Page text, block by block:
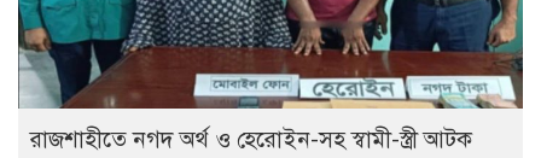
রাজশাহীতে নগদ অর্থ ও হেরোইন-সহ স্বামী-স্ত্রী আটক